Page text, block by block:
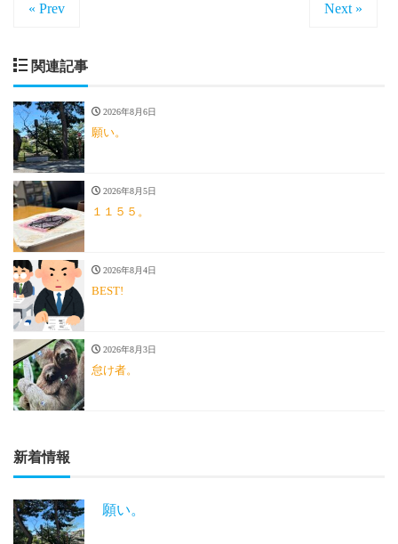
« Prev Next »
関連記事
2026年8月6日
願い。
2026年8月5日
１１５５。
2026年8月4日
BEST!
2026年8月3日
怠け者。
新着情報
願い。